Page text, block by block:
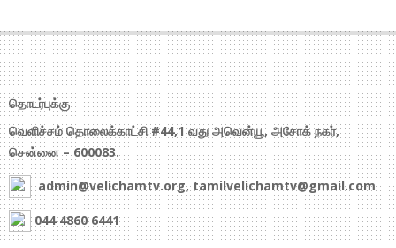
தொடர்புக்கு
வெளிச்சம் தொலைக்காட்சி #44,1 வது அவென்யூ, அசோக் நகர்,
சென்னை – 600083.
admin@velichamtv.org, tamilvelichamtv@gmail.com
044 4860 6441